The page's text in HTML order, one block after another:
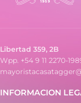
Libertad 359, 2B
Wpp. +54 9 11 2270-
INFORMACION